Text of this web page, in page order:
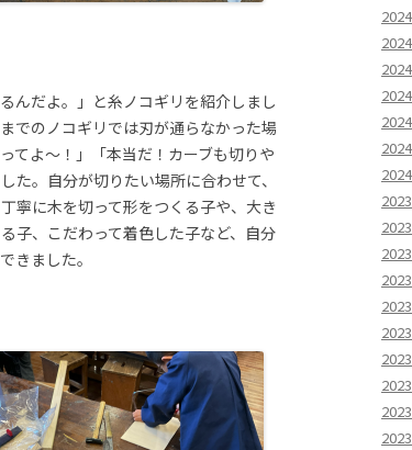
んだよ。」と糸ノコギリを紹介しまし
でのノコギリでは刃が通らなかった場
てよ〜！」「本当だ！カーブも切りや
。自分が切りたい場所に合わせて、
寧に木を切って形をつくる子や、大き
子、こだわって着色した子など、自分
きました。